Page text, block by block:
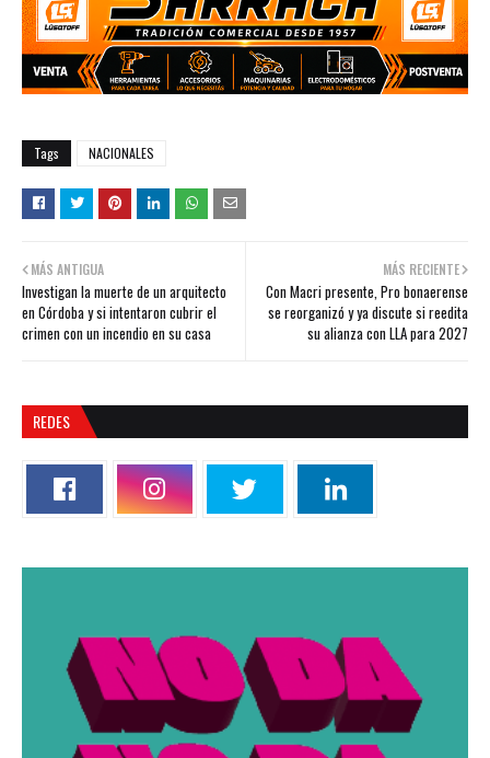
Tags NACIONALES
MÁS RECIENTE
Con Macri presente, Pro bonaerense
se reorganizó y ya discute si reedita
su alianza con LLA para 2027
MÁS ANTIGUA
Investigan la muerte de un arquitecto
en Córdoba y si intentaron cubrir el
crimen con un incendio en su casa
REDES